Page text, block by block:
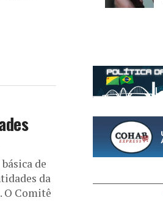
de
da
O Comitê